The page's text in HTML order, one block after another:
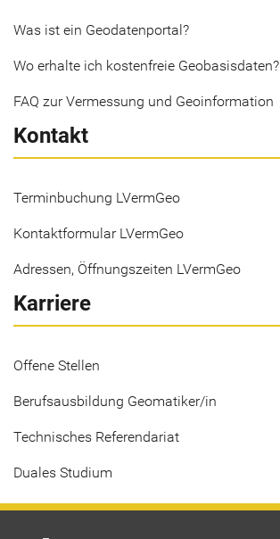
Was ist ein Geodatenportal?
Wo erhalte ich kostenfreie Geobasisdaten?
FAQ zur Vermessung und Geoinformation
Kontakt
Terminbuchung LVermGeo
Kontaktformular LVermGeo
Adressen, Öffnungszeiten LVermGeo
Karriere
Offene Stellen
Berufsausbildung Geomatiker/in
Technisches Referendariat
Duales Studium